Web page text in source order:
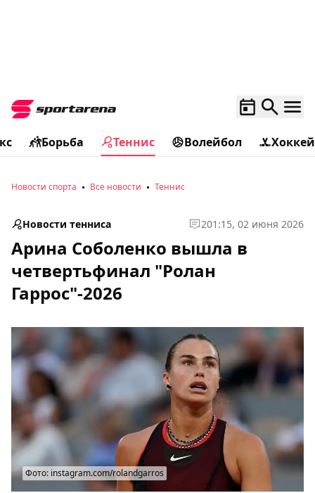
Борьба Теннис Волейбол Хоккей
Новости спорта Все новости Теннис
Новости тенниса 201:15, 02 июня 2026
Арина Соболенко вышла в
четвертьфинал "Ролан
Гаррос"-2026
Фото: instagram.com/rolandgarros